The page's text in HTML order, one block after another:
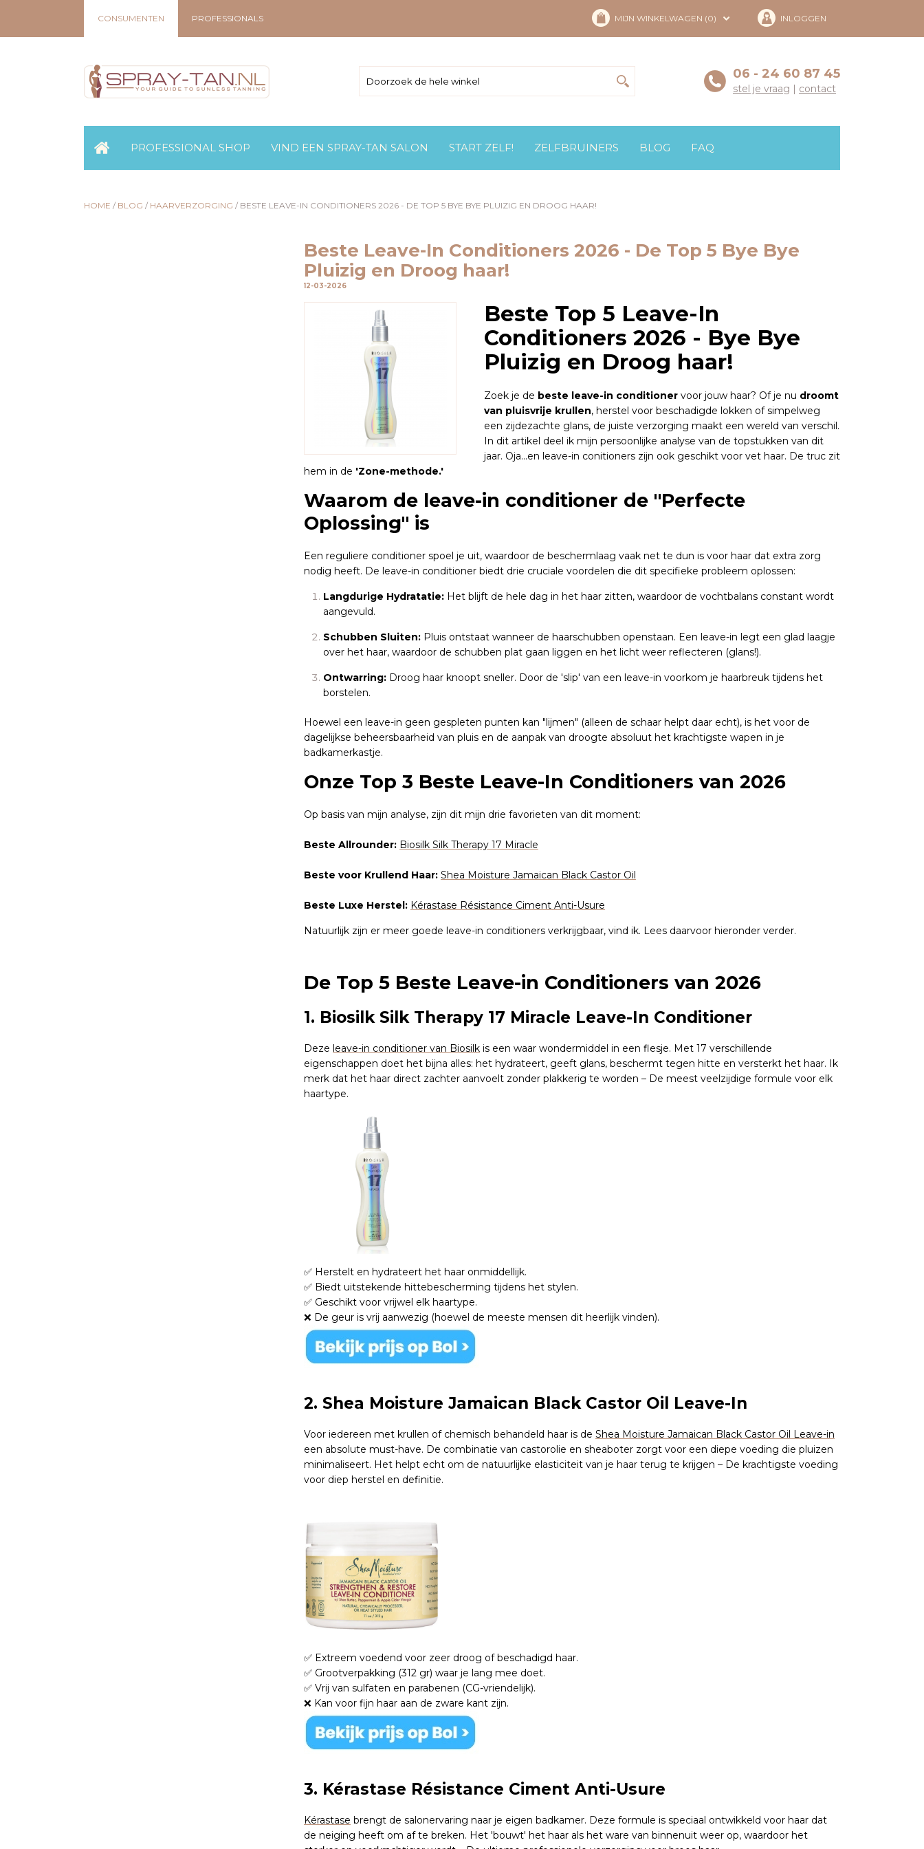
CONSUMENTEN PROFESSIONALS MIJN WINKELWAGEN (0) INLOGGEN
06 - 24 60 87 45
stel je vraag | contact
PROFESSIONAL SHOP VIND EEN SPRAY-TAN SALON START ZELF! ZELFBRUINERS BLOG FAQ
HOME / BLOG / HAARVERZORGING / BESTE LEAVE-IN CONDITIONERS 2026 - DE TOP 5 BYE BYE PLUIZIG EN DROOG HAAR!
Beste Leave-In Conditioners 2026 - De Top 5 Bye Bye
Pluizig en Droog haar!
12-03-2026
Beste Top 5 Leave-In
Conditioners 2026 - Bye Bye
Pluizig en Droog haar!
Zoek je de beste leave-in conditioner voor jouw haar? Of je nu droomt
van pluisvrije krullen, herstel voor beschadigde lokken of simpelweg
een zijdezachte glans, de juiste verzorging maakt een wereld van verschil.
In dit artikel deel ik mijn persoonlijke analyse van de topstukken van dit
jaar. Oja...en leave-in conitioners zijn ook geschikt voor vet haar. De truc zit
hem in de 'Zone-methode.'
Waarom de leave-in conditioner de "Perfecte
Oplossing" is
Een reguliere conditioner spoel je uit, waardoor de beschermlaag vaak net te dun is voor haar dat extra zorg
nodig heeft. De leave-in conditioner biedt drie cruciale voordelen die dit specifieke probleem oplossen:
Langdurige Hydratatie: Het blijft de hele dag in het haar zitten, waardoor de vochtbalans constant wordt
aangevuld.
Schubben Sluiten: Pluis ontstaat wanneer de haarschubben openstaan. Een leave-in legt een glad laagje
over het haar, waardoor de schubben plat gaan liggen en het licht weer reflecteren (glans!).
Ontwarring: Droog haar knoopt sneller. Door de 'slip' van een leave-in voorkom je haarbreuk tijdens het
borstelen.
Hoewel een leave-in geen gespleten punten kan "lijmen" (alleen de schaar helpt daar echt), is het voor de
dagelijkse beheersbaarheid van pluis en de aanpak van droogte absoluut het krachtigste wapen in je
badkamerkastje.
Onze Top 3 Beste Leave-In Conditioners van 2026
Op basis van mijn analyse, zijn dit mijn drie favorieten van dit moment:
Beste Allrounder: Biosilk Silk Therapy 17 Miracle
Beste voor Krullend Haar: Shea Moisture Jamaican Black Castor Oil
Beste Luxe Herstel: Kérastase Résistance Ciment Anti-Usure
Natuurlijk zijn er meer goede leave-in conditioners verkrijgbaar, vind ik. Lees daarvoor hieronder verder.
De Top 5 Beste Leave-in Conditioners van 2026
1. Biosilk Silk Therapy 17 Miracle Leave-In Conditioner
Deze leave-in conditioner van Biosilk is een waar wondermiddel in een flesje. Met 17 verschillende
eigenschappen doet het bijna alles: het hydrateert, geeft glans, beschermt tegen hitte en versterkt het haar. Ik
merk dat het haar direct zachter aanvoelt zonder plakkerig te worden – De meest veelzijdige formule voor elk
haartype.
✅ Herstelt en hydrateert het haar onmiddellijk.
✅ Biedt uitstekende hittebescherming tijdens het stylen.
✅ Geschikt voor vrijwel elk haartype.
❌ De geur is vrij aanwezig (hoewel de meeste mensen dit heerlijk vinden).
2. Shea Moisture Jamaican Black Castor Oil Leave-In
Voor iedereen met krullen of chemisch behandeld haar is de Shea Moisture Jamaican Black Castor Oil Leave-in
een absolute must-have. De combinatie van castorolie en sheaboter zorgt voor een diepe voeding die pluizen
minimaliseert. Het helpt echt om de natuurlijke elasticiteit van je haar terug te krijgen – De krachtigste voeding
voor diep herstel en definitie.
✅ Extreem voedend voor zeer droog of beschadigd haar.
✅ Grootverpakking (312 gr) waar je lang mee doet.
✅ Vrij van sulfaten en parabenen (CG-vriendelijk).
❌ Kan voor fijn haar aan de zware kant zijn.
3. Kérastase Résistance Ciment Anti-Usure
Kérastase brengt de salonervaring naar je eigen badkamer. Deze formule is speciaal ontwikkeld voor haar dat
de neiging heeft om af te breken. Het 'bouwt' het haar als het ware van binnenuit weer op, waardoor het